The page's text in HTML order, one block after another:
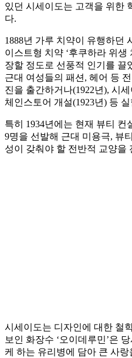
있던 시세이도는 고객을 위한
다.
1888년 가루 치약이 유행하던
이스트형 치약 ‘후쿠하라 위생
장할 정도로 선풍적 인기를 끌
근대 여성들의 패션, 헤어 등
진을 출간하거나(1922년), 시
체인스토어 개설(1923년) 등
특히 1934년에는 현재 뷰티
9명을 선발해 근대 미용극, 뷰
성이 갖춰야 할 전반적 교양을
시세이도는 디자인에 대한 철
보인 화장수 ‘오이데루민’은
케 하는 유리병에 담아 큰 사랑